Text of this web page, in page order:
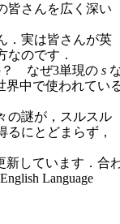
皆さんを広く深い
．実は皆さんが英
のです．
？ なぜ3単現の s
中で使われてい
の謎が，スルスル
にとどまらず，
新しています．合
Language